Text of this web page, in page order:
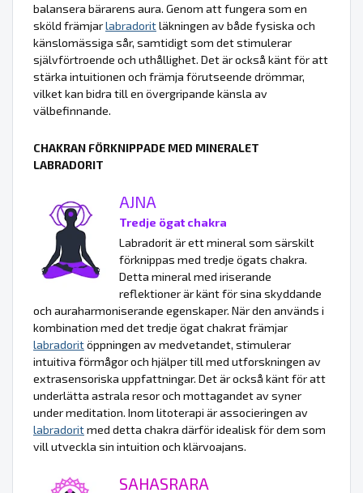
balansera bärarens aura. Genom att fungera som en
sköld främjarlabradoritläkningen av både fysiska och
känslomässiga sår, samtidigt som det stimulerar
självförtroende och uthållighet. Det är också känt för att
stärka intuitionen och främja förutseende drömmar,
vilket kan bidra till en övergripande känsla av
välbefinnande.
CHAKRAN FÖRKNIPPADE MED MINERALET
LABRADORIT
AJNA
Tredje ögat chakra
Labradorit är ett mineral som särskilt
förknippas med tredje ögats chakra.
Detta mineral med iriserande
reflektioner är känt för sina skyddande
och auraharmoniserande egenskaper. När den används i
kombination med det tredje ögat chakrat främjar
labradoritöppningen av medvetandet, stimulerar
intuitiva förmågor och hjälper till med utforskningen av
extrasensoriska uppfattningar. Det är också känt för att
underlätta astrala resor och mottagandet av syner
under meditation. Inom litoterapi är associeringen av
labradoritmed detta chakra därför idealisk för dem som
vill utveckla sin intuition och klärvoajans.
SAHASRARA